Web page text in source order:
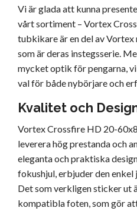
Vi är glada att kunna
vårt sortiment – Vortex
tubkikare är en del av Vortex
som är deras instegsserie.
mycket optik för pengarna,
val för både nybörjare och
Kvalitet och
Vortex Crossfire HD 20-
leverera hög prestanda och
eleganta och praktiska
fokushjul, erbjuder den enkel
Det som verkligen sticker ut
kompatibla foten, som gör